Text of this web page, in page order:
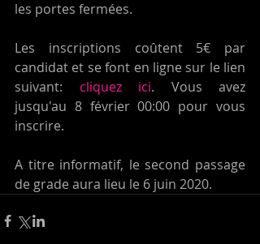
les portes fermées.
Les inscriptions coûtent 5€ par
candidat et se font en ligne sur le lien
suivant: cliquez ici. Vous avez
jusqu'au 8 février 00:00 pour vous
inscrire.
A titre informatif, le second passage
de grade aura lieu le 6 juin 2020.